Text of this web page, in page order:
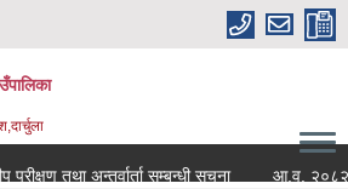
तथा अन्तर्वार्ता सम्बन्धी सूचना
आ.व. २०८२/०८३